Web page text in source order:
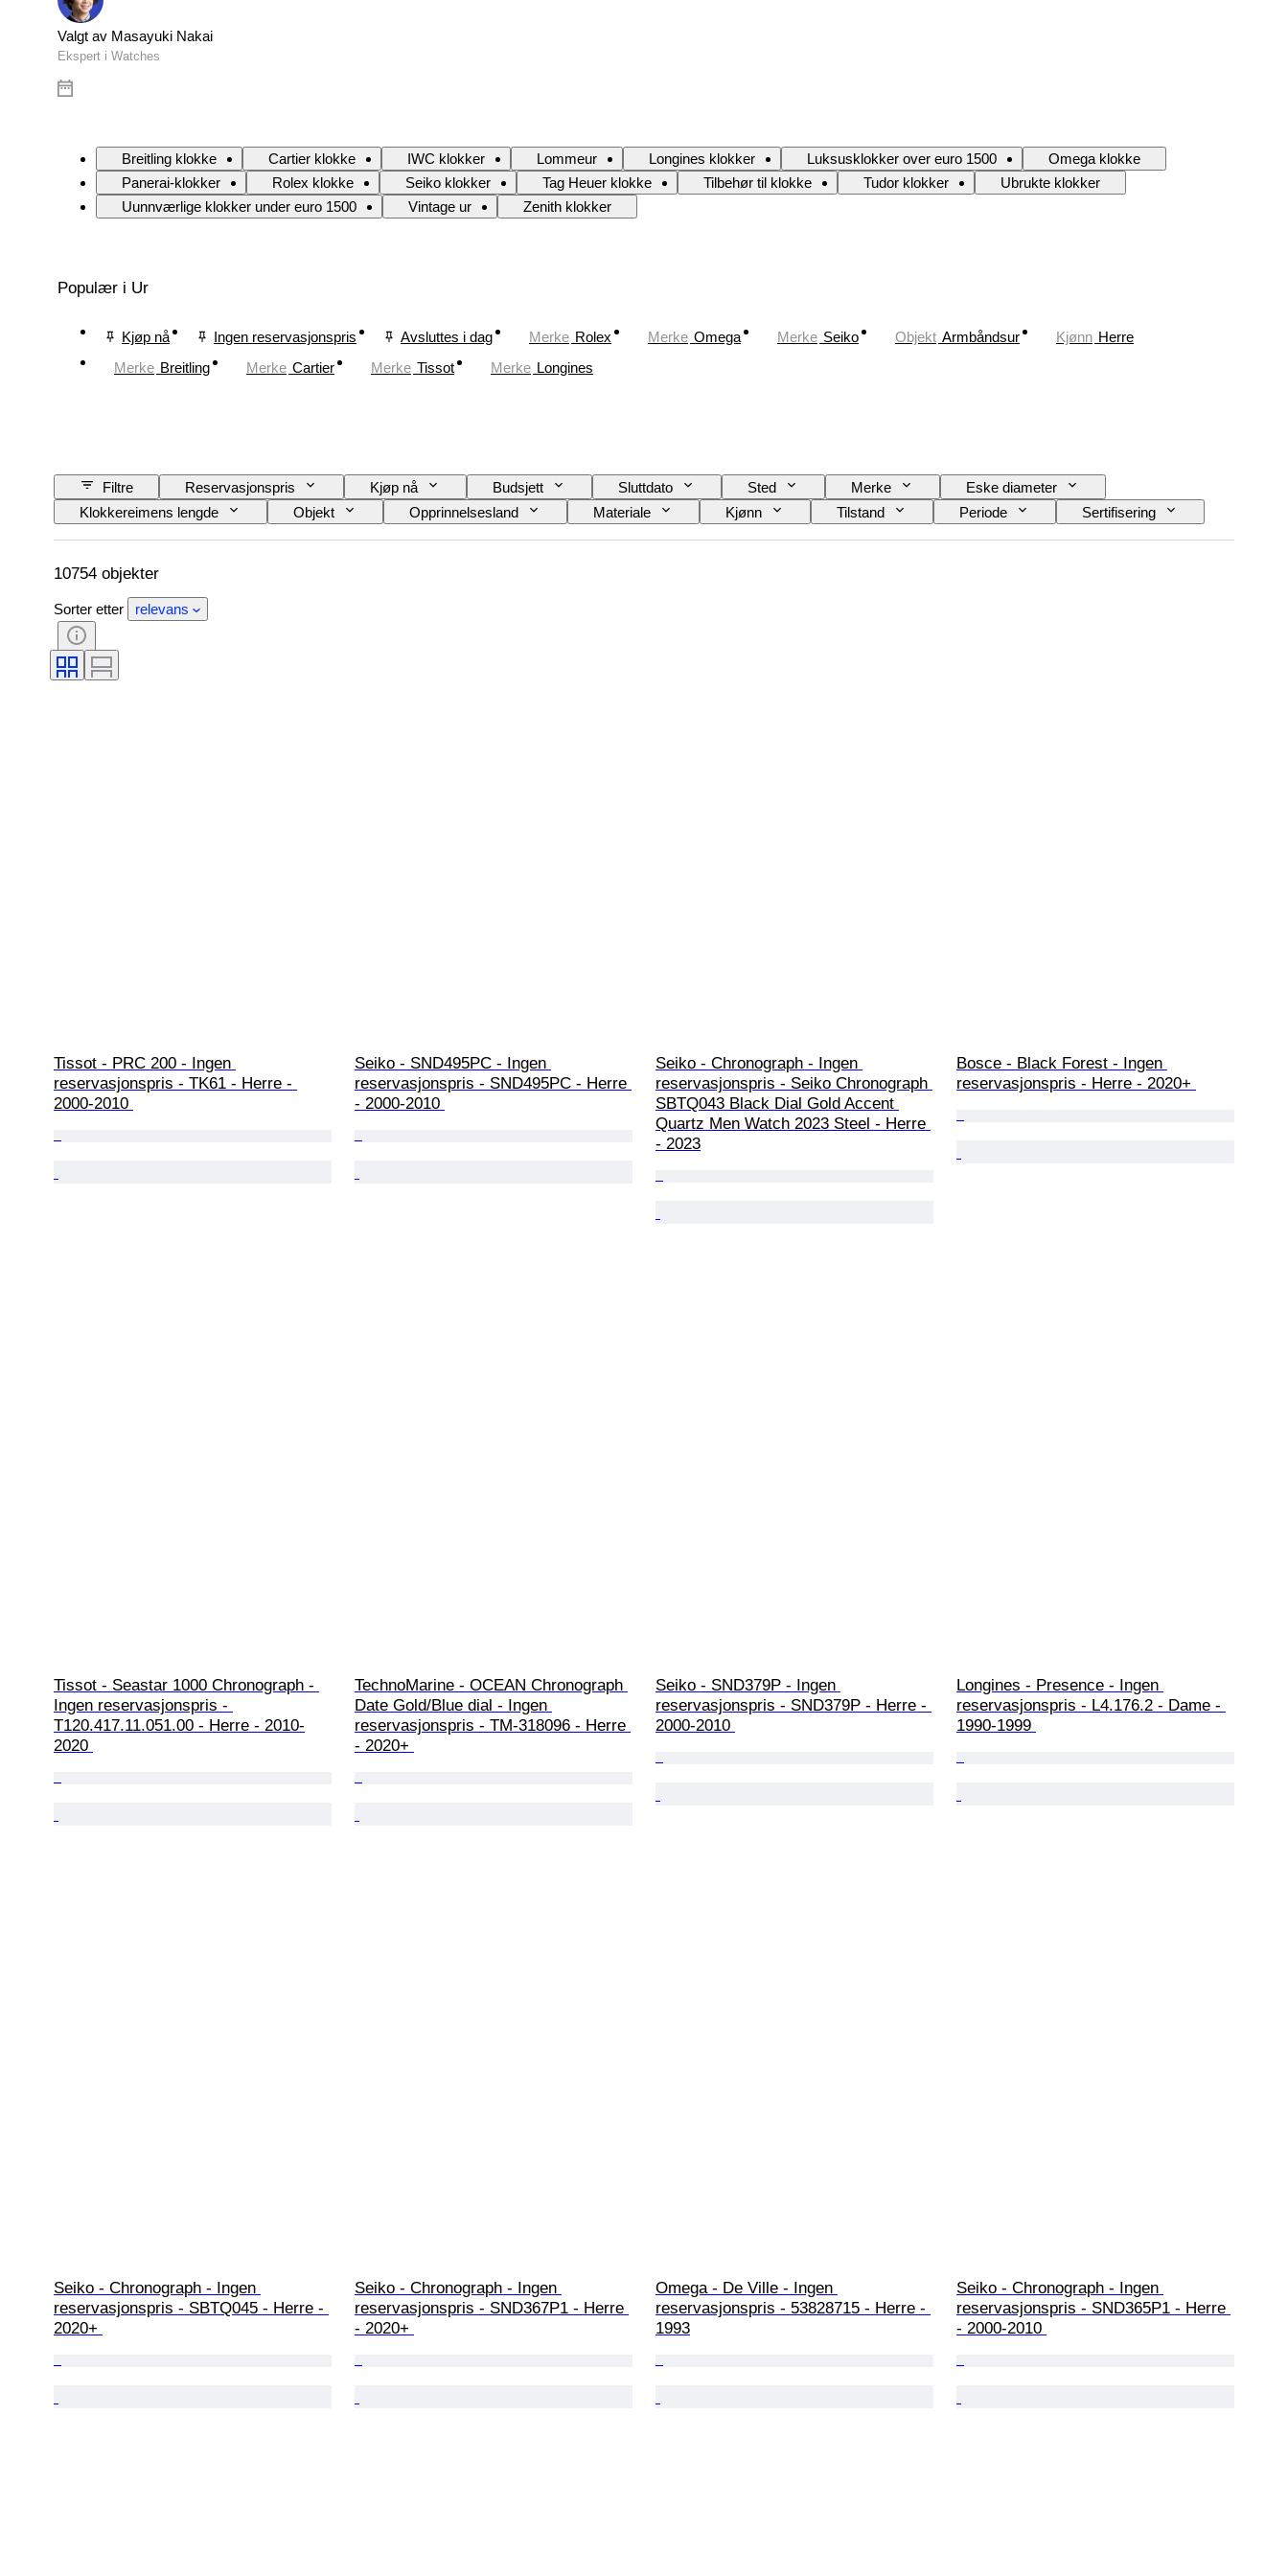
Valgt av Masayuki Nakai
Ekspert i Watches
Breitling klokke Cartier klokke IWC klokker Lommeur Longines klokker Luksusklokker over euro 1500
Omega klokke
Panerai-klokker
Rolex klokke Seiko klokker Tag Heuer klokke Tilbehør til klokke Tudor klokker
Ubrukte klokker
Uunnværlige klokker under euro 1500
Vintage ur Zenith klokker
Populær i Ur
Kjøp nå Ingen reservasjonspris Avsluttes i dag Merke Rolex Merke Omega Merke Seiko Objekt Armbåndsur Kjønn Herre
Merke Breitling Merke Cartier Merke Tissot Merke Longines
Filtre Reservasjonspris Kjøp nå Budsjett Sluttdato Sted Merke
Eske diameter
Klokkereimens lengde
Objekt Opprinnelsesland Materiale Kjønn Tilstand Periode
Sertifisering
Emne
Stil Binding Utgave nr Språk Farge Urverk Æra
Produktstørrelse
10754 objekter
Sorter etter relevans
Tissot - PRC 200 - Ingen
reservasjonspris - TK61 - Herre -
2000-2010
Seiko - SND495PC - Ingen
reservasjonspris - SND495PC - Herre
- 2000-2010
Seiko - Chronograph - Ingen
reservasjonspris - Seiko Chronograph
SBTQ043 Black Dial Gold Accent
Quartz Men Watch 2023 Steel - Herre
- 2023
Bosce - Black Forest - Ingen
reservasjonspris - Herre - 2020+
Tissot - Seastar 1000 Chronograph -
Ingen reservasjonspris -
T120.417.11.051.00 - Herre - 2010-
2020
TechnoMarine - OCEAN Chronograph
Date Gold/Blue dial - Ingen
reservasjonspris - TM-318096 - Herre
- 2020+
Seiko - SND379P - Ingen
reservasjonspris - SND379P - Herre -
2000-2010
Longines - Presence - Ingen
reservasjonspris - L4.176.2 - Dame -
1990-1999
Seiko - Chronograph - Ingen
reservasjonspris - SBTQ045 - Herre -
2020+
Seiko - Chronograph - Ingen
reservasjonspris - SND367P1 - Herre
- 2020+
Omega - De Ville - Ingen
reservasjonspris - 53828715 - Herre -
1993
Seiko - Chronograph - Ingen
reservasjonspris - SND365P1 - Herre
- 2000-2010